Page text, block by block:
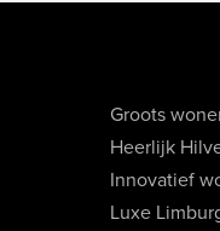
Groots
Heerlijk
Innovatief
Luxe